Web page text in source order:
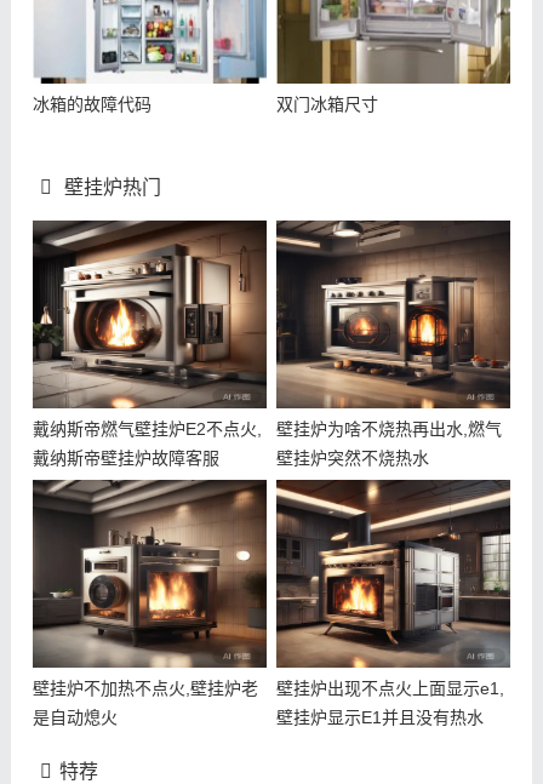
冰箱的故障代码 双门冰箱尺寸
壁挂炉热门
戴纳斯帝燃气壁挂炉E2不点火,
戴纳斯帝壁挂炉故障客服
壁挂炉为啥不烧热再出水,燃气
壁挂炉突然不烧热水
壁挂炉不加热不点火,壁挂炉老
是自动熄火
壁挂炉出现不点火上面显示e1,
壁挂炉显示E1并且没有热水
特荐